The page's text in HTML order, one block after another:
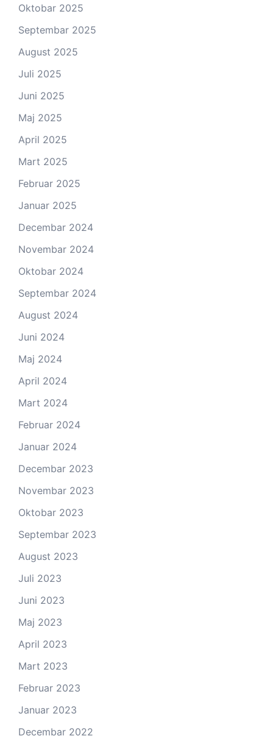
Oktobar 2025
Septembar 2025
August 2025
Juli 2025
Juni 2025
Maj 2025
April 2025
Mart 2025
Februar 2025
Januar 2025
Decembar 2024
Novembar 2024
Oktobar 2024
Septembar 2024
August 2024
Juni 2024
Maj 2024
April 2024
Mart 2024
Februar 2024
Januar 2024
Decembar 2023
Novembar 2023
Oktobar 2023
Septembar 2023
August 2023
Juli 2023
Juni 2023
Maj 2023
April 2023
Mart 2023
Februar 2023
Januar 2023
Decembar 2022